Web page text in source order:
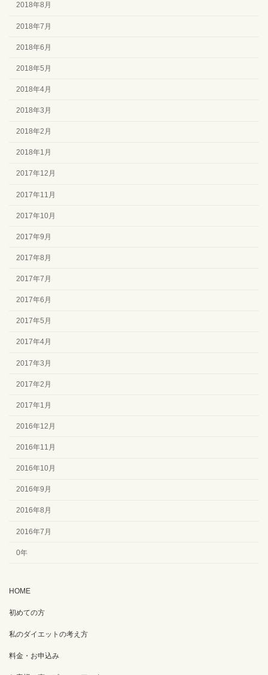
2018年8月
2018年7月
2018年6月
2018年5月
2018年4月
2018年3月
2018年2月
2018年1月
2017年12月
2017年11月
2017年10月
2017年9月
2017年8月
2017年7月
2017年6月
2017年5月
2017年4月
2017年3月
2017年2月
2017年1月
2016年12月
2016年11月
2016年10月
2016年9月
2016年8月
2016年7月
0年
HOME
初めての方
私のダイエットの考え方
料金・お申込み